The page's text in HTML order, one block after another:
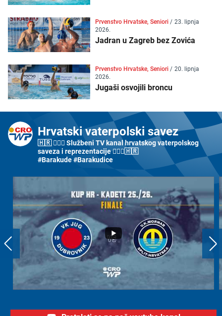
Prvenstvo Hrvatske, Seniori/ 23. lipnja
2026.
Jadran u Zagreb bez Zovića
Prvenstvo Hrvatske, Seniori/ 20. lipnja
2026.
Jugaši osvojili broncu
Hrvatski vaterpolski savez
🇭🇷 🤽🏼‍♂️ Službeni TV kanal hrvatskog vaterpolskog
saveza i reprezentacije 🤽🏼‍♀️🇭🇷
#Barakude #Barakudice